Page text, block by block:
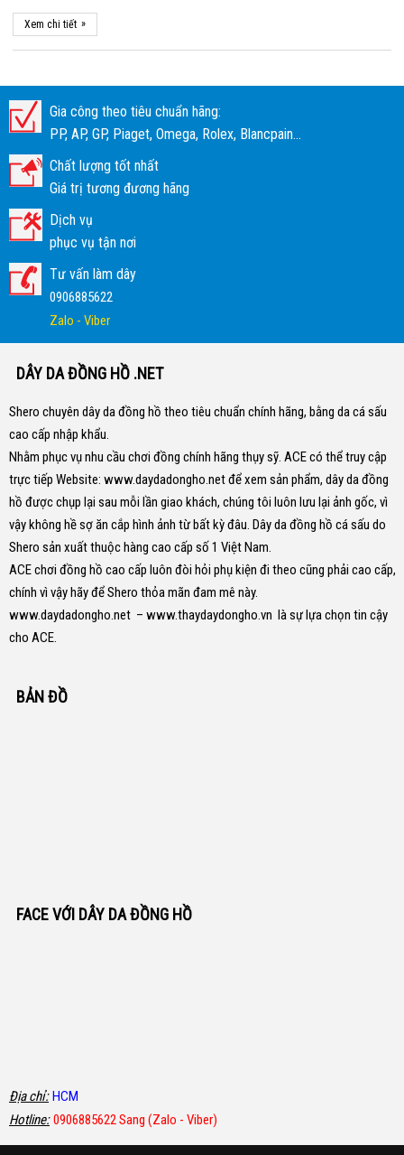
Xem chi tiết »
Gia công theo tiêu chuẩn hãng:
PP, AP, GP, Piaget, Omega, Rolex, Blancpain...
Chất lượng tốt nhất
Giá trị tương đương hãng
Dịch vụ
phục vụ tận nơi
Tư vấn làm dây
0906885622
Zalo - Viber
DÂY DA ĐỒNG HỒ .NET
Shero chuyên dây da đồng hồ theo tiêu chuẩn chính hãng, bằng da cá sấu
cao cấp nhập khẩu.
Nhằm phục vụ nhu cầu chơi đồng chính hãng thụy sỹ. ACE có thể truy cập
trực tiếp Website: www.daydadongho.netđể xem sản phẩm, dây da đồng
hồ được chụp lại sau mỗi lần giao khách, chúng tôi luôn lưu lại ảnh gốc, vì
vậy không hề sợ ăn cắp hình ảnh từ bất kỳ đâu. Dây da đồng hồ cá sấu do
Shero sản xuất thuộc hàng cao cấp số 1 Việt Nam.
ACE chơi đồng hồ cao cấp luôn đòi hỏi phụ kiện đi theo cũng phải cao cấp,
chính vì vậy hãy để Shero thỏa mãn đam mê này.
www.daydadongho.net – www.thaydaydongho.vn là sự lựa chọn tin cậy
cho ACE.
BẢN ĐỒ
FACE VỚI DÂY DA ĐỒNG HỒ
Địa chỉ: HCM
Hotline: 0906885622 Sang (Zalo - Viber)